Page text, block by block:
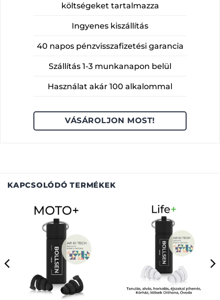
költségeket tartalmazza
Ingyenes kiszállítás
40 napos pénzvisszafizetési garancia
Szállítás 1-3 munkanapon belül
Használat akár 100 alkalommal
VÁSÁROLJON MOST!
KAPCSOLÓDÓ TERMÉKEK